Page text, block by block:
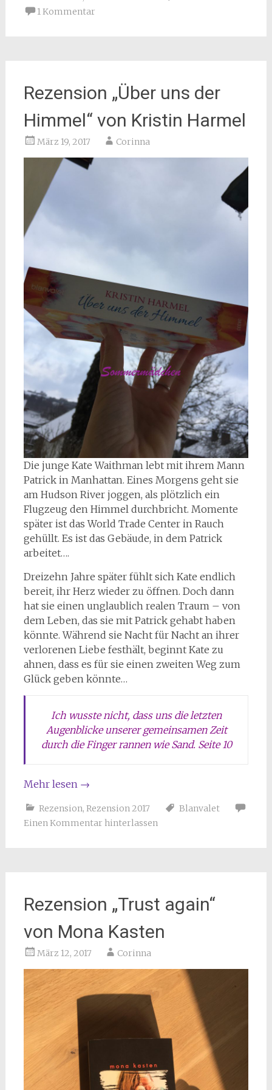
1 Kommentar
Rezension „Über uns der
Himmel“ von Kristin Harmel
März 19, 2017 Corinna
Die junge Kate Waithman lebt mit ihrem Mann
Patrick in Manhattan. Eines Morgens geht sie
am Hudson River joggen, als plötzlich ein
Flugzeug den Himmel durchbricht. Momente
später ist das World Trade Center in Rauch
gehüllt. Es ist das Gebäude, in dem Patrick
arbeitet….
Dreizehn Jahre später fühlt sich Kate endlich
bereit, ihr Herz wieder zu öffnen. Doch dann
hat sie einen unglaublich realen Traum – von
dem Leben, das sie mit Patrick gehabt haben
könnte. Während sie Nacht für Nacht an ihrer
verlorenen Liebe festhält, beginnt Kate zu
ahnen, dass es für sie einen zweiten Weg zum
Glück geben könnte…
Ich wusste nicht, dass uns die letzten
Augenblicke unserer gemeinsamen Zeit
durch die Finger rannen wie Sand. Seite 10
Mehr lesen →
Rezension, Rezension 2017
Blanvalet
Einen Kommentar hinterlassen
Rezension „Trust again“
von Mona Kasten
März 12, 2017 Corinna